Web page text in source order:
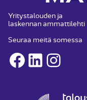
Yritystalouden ja
laskennan ammattilehti
Seuraa meitä somessa
Facebook
LinkedInInstagram